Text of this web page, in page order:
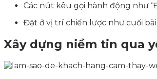
Các nút kêu gọi hành động như
Đặt ở vị trí chiến lược như cuối
Xây dựng niềm tin qua